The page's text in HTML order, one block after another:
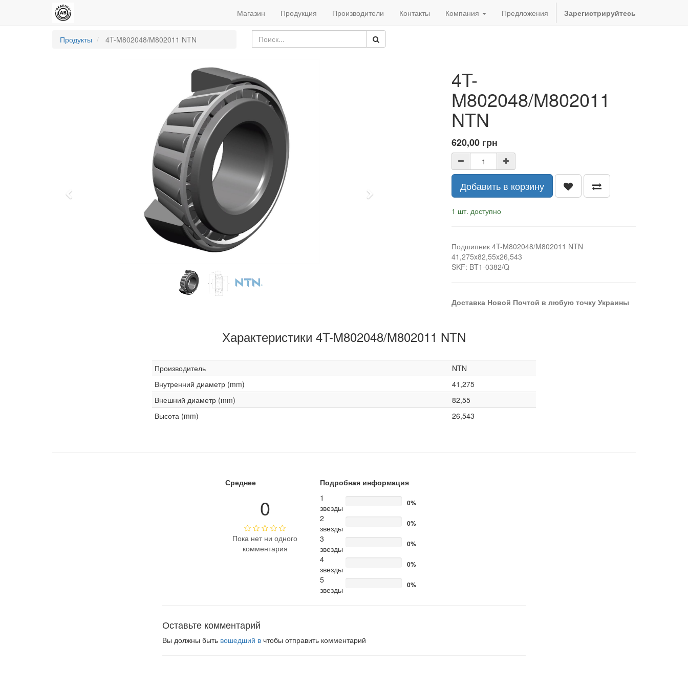
Магазин Продукция Производители Контакты Компания Предложения Зарегистрируйтесь
Продукты 4T-M802048/M802011 NTN
Next
4T-
M802048/M802011
NTN
620,00 грн
Добавить в корзину
1 шт. доступно
Подшипник 4T-M802048/M802011 NTN
41,275x82,55x26,543
SKF: BT1-0382/Q
Доставка Новой Почтой в любую точку Украины
Характеристики 4T-M802048/M802011 NTN
Производитель
NTN
Внутренний диаметр (mm)
41,275
Внешний диаметр (mm)
82,55
Высота (mm)
26,543
Среднее
0
Пока нет ни одного
комментария
Подробная информация
1
звезды
0%
2
звезды
0%
3
звезды
0%
4
звезды
0%
5
звезды
0%
Оставьте комментарий
Вы должны быть вошедший в чтобы отправить комментарий